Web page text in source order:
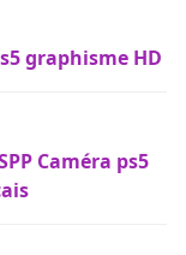
graphisme HD
Caméra ps5